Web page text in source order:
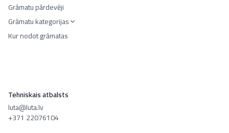
Grāmatu pārdevēji
Grāmatu kategorijas
Kur nodot grāmatas
Tehniskais atbalsts
luta@luta.lv
+371 22076104